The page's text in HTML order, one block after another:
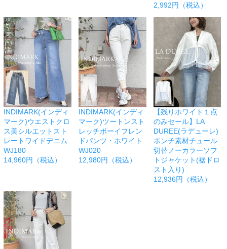
2,992円（税込）
INDIMARK(インディ
マーク)ウエストクロ
ス美シルエットスト
レートワイドデニム
WJ180
14,960円（税込）
INDIMARK(インディ
マーク)ツートンスト
レッチボーイフレン
ドパンツ・ホワイト
WJ020
12,980円（税込）
【残りホワイト１点
のみセール】LA
DUREE(ラデューレ)
ポンチ素材チュール
切替ノーカラーソフ
トジャケット(裾ドロ
スト入り)
12,936円（税込）